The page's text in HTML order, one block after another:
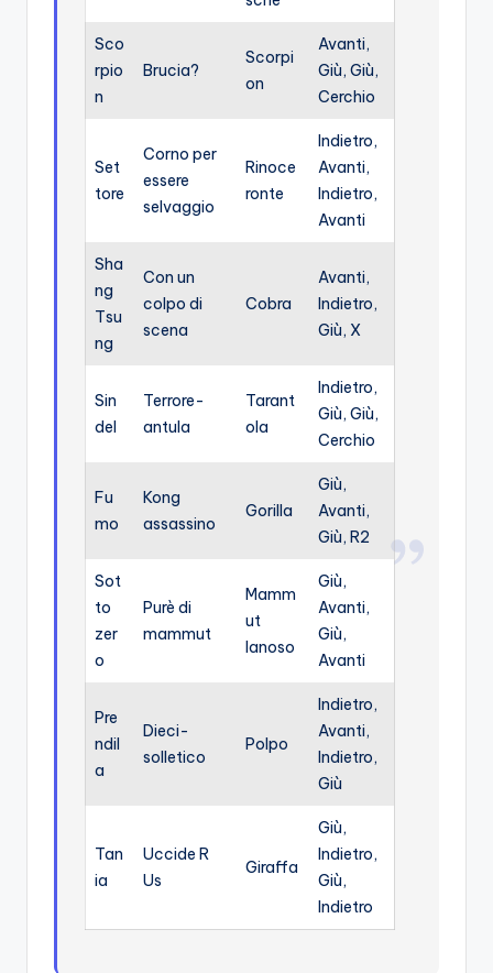
Sco
rpio
n
Brucia?
Scorpi
on
Avanti,
Giù, Giù,
Cerchio
Set
tore
Corno per
essere
selvaggio
Rinoce
ronte
Indietro,
Avanti,
Indietro,
Avanti
Sha
ng
Tsu
ng
Con un
colpo di
scena
Cobra
Avanti,
Indietro,
Giù, X
Sin
del
Terrore-
antula
Tarant
ola
Indietro,
Giù, Giù,
Cerchio
Fu
mo
Kong
assassino
Gorilla
Giù,
Avanti,
Giù, R2
Sot
to
zer
o
Purè di
mammut
Mamm
ut
lanoso
Giù,
Avanti,
Giù,
Avanti
Pre
ndil
a
Dieci-
solletico
Polpo
Indietro,
Avanti,
Indietro,
Giù
Tan
ia
Uccide R
Us
Giraffa
Giù,
Indietro,
Giù,
Indietro